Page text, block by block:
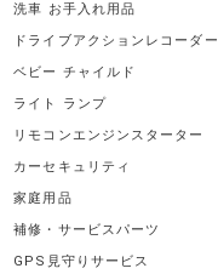
洗車 お手入れ用品
ドライブアクションレコーダー
ベビー チャイルド
ライト ランプ
リモコンエンジンスターター
カーセキュリティ
家庭用品
補修・サービスパーツ
GPS見守りサービス